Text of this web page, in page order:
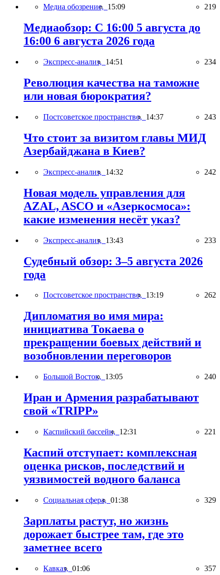
Медиа обозрение, 15:09 219
Медиаобзор: С 16:00 5 августа до
16:00 6 августа 2026 года
Экспресс-анализ, 14:51 234
Революция качества на таможне
или новая бюрократия?
Постсоветское пространство, 14:37 243
Что стоит за визитом главы МИД
Азербайджана в Киев?
Экспресс-анализ, 14:32 242
Новая модель управления для
AZAL, ASCO и «Азеркосмоса»:
какие изменения несёт указ?
Экспресс-анализ, 13:43 233
Судебный обзор: 3–5 августа 2026
года
Постсоветское пространство, 13:19 262
Дипломатия во имя мира:
инициатива Токаева о
прекращении боевых действий и
возобновлении переговоров
Большой Восток, 13:05 240
Иран и Армения разрабатывают
свой «TRIPP»
Каспийский бассейн, 12:31 221
Каспий отступает: комплексная
оценка рисков, последствий и
уязвимостей водного баланса
Социальная сфера, 01:38 329
Зарплаты растут, но жизнь
дорожает быстрее там, где это
заметнее всего
Кавказ, 01:06 357